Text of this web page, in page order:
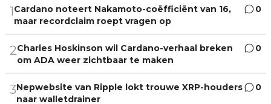
1Cardano noteert Nakamoto-coëfficiënt van 16,
maar recordclaim roept vragen op
0
2Charles Hoskinson wil Cardano-verhaal breken
om ADA weer zichtbaar te maken
0
3Nepwebsite van Ripple lokt trouwe XRP-houders
naar walletdrainer
0